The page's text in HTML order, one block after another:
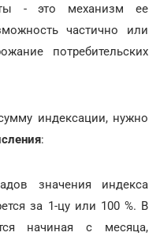
- это механизм ее
частично или
потребительских
индексации, нужно
:
значения индекса
за 1-цу или 100 %. В
начиная с месяца,